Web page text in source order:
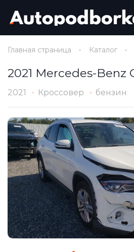
Главная страница Каталог
2021 Mercedes-Benz
2021 Кроссовер бензин